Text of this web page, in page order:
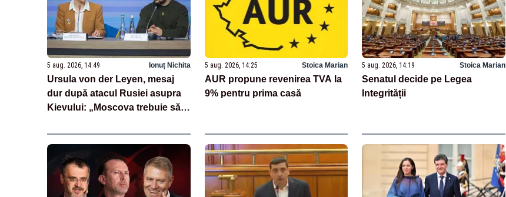
5 aug. 2026, 14:49 Ionuț Nichita
Ursula von der Leyen, mesaj
dur după atacul Rusiei asupra
Kievului: „Moscova trebuie să
5 aug. 2026, 14:25 Stoica Marian
AUR propune revenirea TVA la
9% pentru prima casă
5 aug. 2026, 14:19 Stoica Marian
Senatul decide pe Legea
Integrității